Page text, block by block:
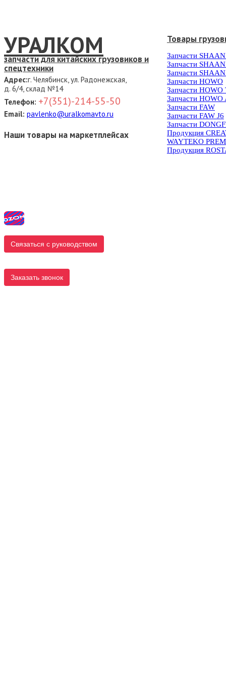
УРАЛКОМ
запчасти для китайских грузовиков и
спецтехники
Адрес:г. Челябинск, ул. Радонежская,
д. 6/4, склад №14
Телефон: +7(351)-214-55-50
Email: pavlenko@uralkomavto.ru
Наши товары на маркетплейсах
Связаться с руководством
Заказать звонок
Товары
Запчасти
Запчасти
Запчасти
Запчасти HOWO
Запчасти HOWO
Запчасти HOWO
Запчасти FAW
Запчасти FAW J6
Запчасти
Продукция
WAYTEKO
Продукция